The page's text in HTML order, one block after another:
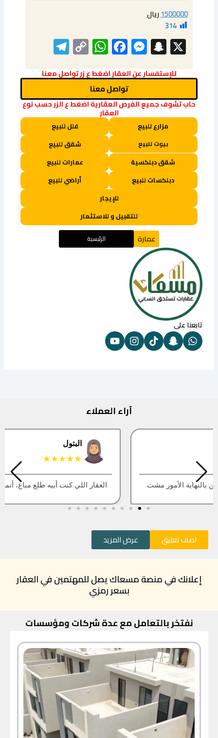
1500000ريال
314
X
Snapchat
Messenger
Facebook
WhatsApp
Copy
Link
للإستفسار عن العقار اضغط ع زر تواصل معنا
تواصل معنا
حاب تشوف جميع الفرص العقارية اضغط ع الزر حسب نوع
العقار
مزارع للبيع فلل للبيع
بيوت للبيع
شقق للبيع
شقق دبلكسية
عمارات للبيع
دبلكسات للبيع
أراضي للبيع
للإيجار
للتقبيل و للاستثمار
عمارة الرئيسية
تابعنا على
آراء العملاء
العقار اللي كنت أبيه طلع مباع، أتمنى التحديث يكون أسرع
اضف تعليق عرض المزيد
إعلانك في منصة مسعاك يصل للمهتمين في العقار
بسعر رمزي
نفتخر بالتعامل مع عدة شركات ومؤسسات